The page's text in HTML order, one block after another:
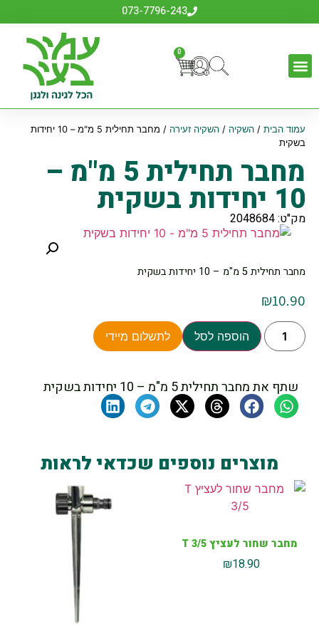
073-7796-243
0
עמוד הבית/ השקיה / השקיה זעירה
/ מחבר תחילית 5 מ"מ – 10 יחידות
בשקית
מחבר תחילית 5 מ"מ –
10 יחידות בשקית
מק"ט: 2048684
מחבר תחילית 5 מ"מ – 10 יחידות בשקית
₪10.90
הוספה לסל לתשלום מיידי
שתף את מחבר תחילית 5 מ"מ – 10 יחידות בשקית
מוצרים נוספים שכדאי לראות
מחבר שחור לעציץ T 3/5
₪18.90